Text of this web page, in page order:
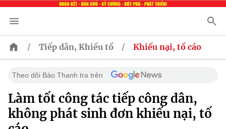
/ Tiếp dân, Khiếu tố / Khiếu nại, tố cáo
Theo dõi Báo Thanh tra trên
Làm tốt công tác tiếp công dân,
không phát sinh đơn khiếu nại, tố